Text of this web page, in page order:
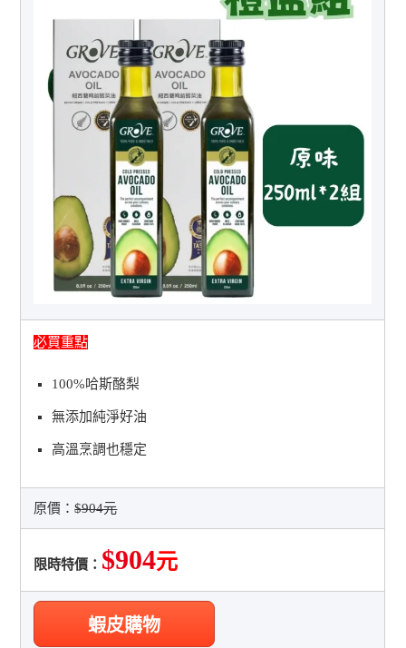
必買重點
100%哈斯酪梨
無添加純淨好油
高溫烹調也穩定
原價：$904元
限時特價： $904元
蝦皮購物